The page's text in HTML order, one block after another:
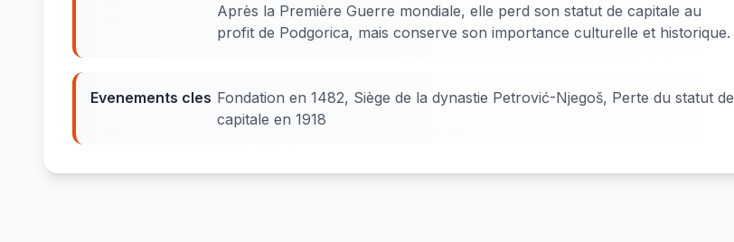
Après la Première Guerre mondiale, elle perd son statut de capitale au
profit de Podgorica, mais conserve son importance culturelle et historique.
Evenements cles Fondation en 1482, Siège de la dynastie Petrović-Njegoš, Perte du statut de
capitale en 1918